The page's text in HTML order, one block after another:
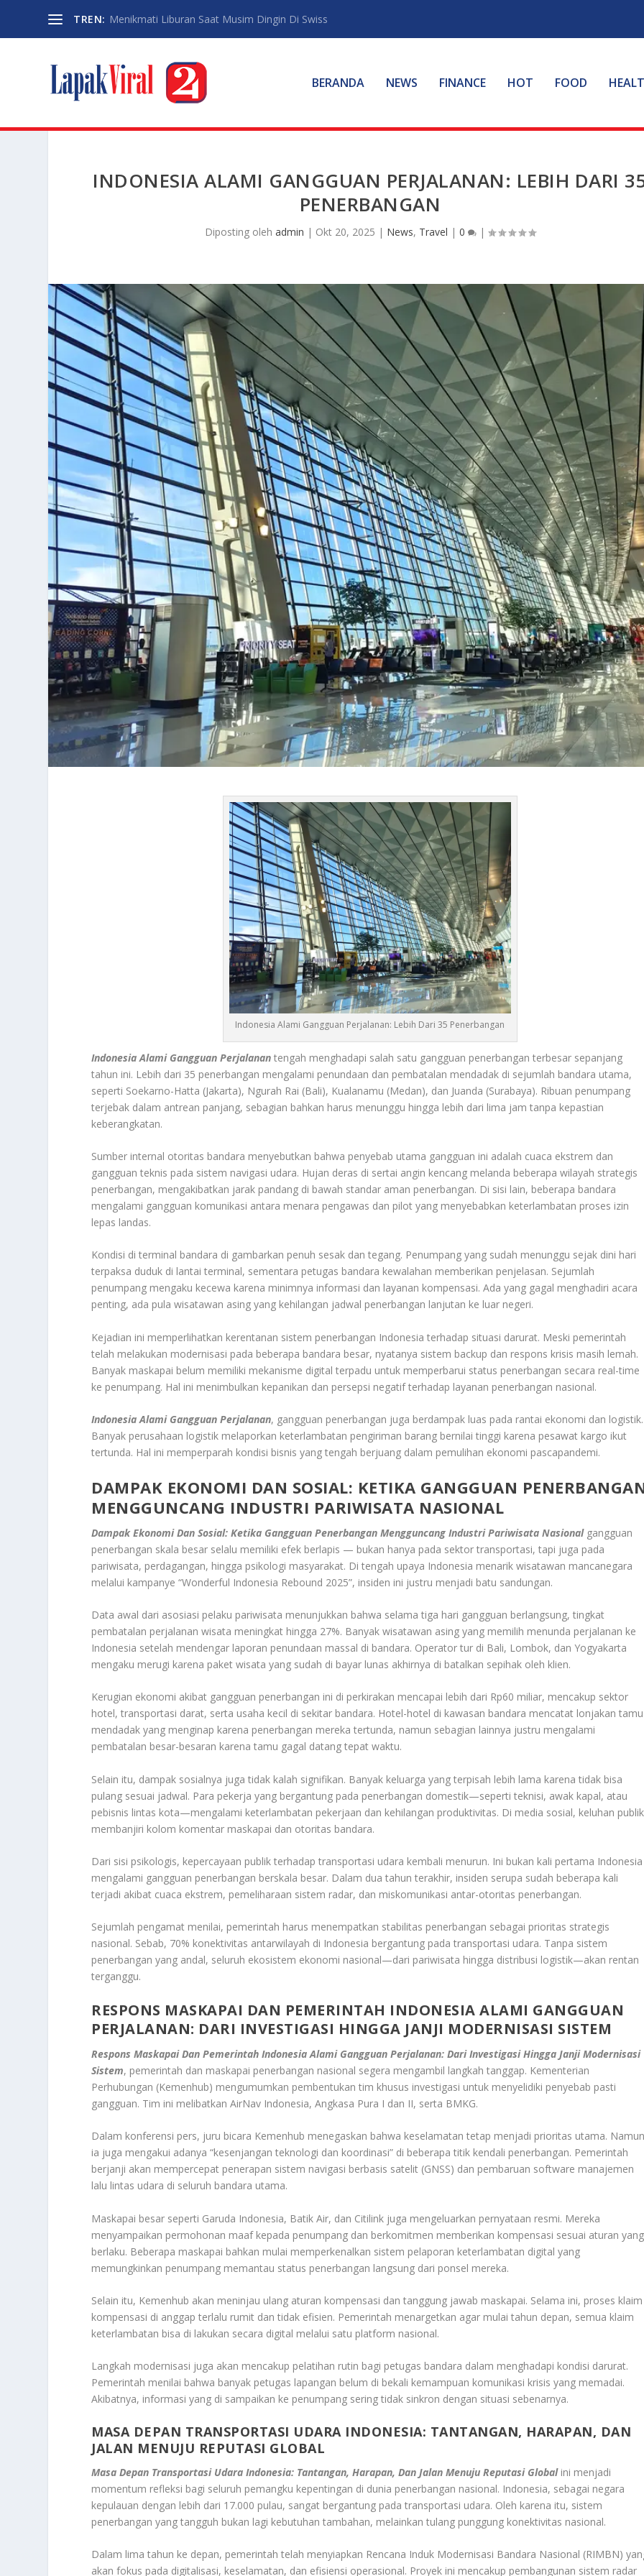
TREN: Menikmati Liburan Saat Musim Dingin Di Swiss
BERANDA NEWS FINANCE HOT FOOD
INDONESIA ALAMI GANGGUAN PERJALANAN: LEBIH DARI
PENERBANGAN
Diposting oleh admin | Okt 20, 2025 | News, Travel | 0 |
Indonesia Alami Gangguan Perjalanan: Lebih Dari 35 Penerbangan
Indonesia Alami Gangguan Perjalanan tengah menghadapi salah satu gangguan penerbangan terbesar sepanjang
tahun ini. Lebih dari 35 penerbangan mengalami penundaan dan pembatalan mendadak di sejumlah bandara utama,
seperti Soekarno-Hatta (Jakarta), Ngurah Rai (Bali), Kualanamu (Medan), dan Juanda (Surabaya). Ribuan penumpang
terjebak dalam antrean panjang, sebagian bahkan harus menunggu hingga lebih dari lima jam tanpa kepastian
keberangkatan.
Sumber internal otoritas bandara menyebutkan bahwa penyebab utama gangguan ini adalah cuaca ekstrem dan
gangguan teknis pada sistem navigasi udara. Hujan deras di sertai angin kencang melanda beberapa wilayah strategis
penerbangan, mengakibatkan jarak pandang di bawah standar aman penerbangan. Di sisi lain, beberapa bandara
mengalami gangguan komunikasi antara menara pengawas dan pilot yang menyebabkan keterlambatan proses izin
lepas landas.
Kondisi di terminal bandara di gambarkan penuh sesak dan tegang. Penumpang yang sudah menunggu sejak dini hari
terpaksa duduk di lantai terminal, sementara petugas bandara kewalahan memberikan penjelasan. Sejumlah
penumpang mengaku kecewa karena minimnya informasi dan layanan kompensasi. Ada yang gagal menghadiri acara
penting, ada pula wisatawan asing yang kehilangan jadwal penerbangan lanjutan ke luar negeri.
Kejadian ini memperlihatkan kerentanan sistem penerbangan Indonesia terhadap situasi darurat. Meski pemerintah
telah melakukan modernisasi pada beberapa bandara besar, nyatanya sistem backup dan respons krisis masih lemah.
Banyak maskapai belum memiliki mekanisme digital terpadu untuk memperbarui status penerbangan secara real-time
ke penumpang. Hal ini menimbulkan kepanikan dan persepsi negatif terhadap layanan penerbangan nasional.
Indonesia Alami Gangguan Perjalanan, gangguan penerbangan juga berdampak luas pada rantai ekonomi dan logistik.
Banyak perusahaan logistik melaporkan keterlambatan pengiriman barang bernilai tinggi karena pesawat kargo ikut
tertunda. Hal ini memperparah kondisi bisnis yang tengah berjuang dalam pemulihan ekonomi pascapandemi.
DAMPAK EKONOMI DAN SOSIAL: KETIKA GANGGUAN
MENGGUNCANG INDUSTRI PARIWISATA NASIONAL
Dampak Ekonomi Dan Sosial: Ketika Gangguan Penerbangan Mengguncang Industri Pariwisata Nasional gangguan
penerbangan skala besar selalu memiliki efek berlapis — bukan hanya pada sektor transportasi, tapi juga pada
pariwisata, perdagangan, hingga psikologi masyarakat. Di tengah upaya Indonesia menarik wisatawan mancanegara
melalui kampanye “Wonderful Indonesia Rebound 2025”, insiden ini justru menjadi batu sandungan.
Data awal dari asosiasi pelaku pariwisata menunjukkan bahwa selama tiga hari gangguan berlangsung, tingkat
pembatalan perjalanan wisata meningkat hingga 27%. Banyak wisatawan asing yang memilih menunda perjalanan ke
Indonesia setelah mendengar laporan penundaan massal di bandara. Operator tur di Bali, Lombok, dan Yogyakarta
mengaku merugi karena paket wisata yang sudah di bayar lunas akhirnya di batalkan sepihak oleh klien.
Kerugian ekonomi akibat gangguan penerbangan ini di perkirakan mencapai lebih dari Rp60 miliar, mencakup sektor
hotel, transportasi darat, serta usaha kecil di sekitar bandara. Hotel-hotel di kawasan bandara mencatat lonjakan tamu
mendadak yang menginap karena penerbangan mereka tertunda, namun sebagian lainnya justru mengalami
pembatalan besar-besaran karena tamu gagal datang tepat waktu.
Selain itu, dampak sosialnya juga tidak kalah signifikan. Banyak keluarga yang terpisah lebih lama karena tidak bisa
pulang sesuai jadwal. Para pekerja yang bergantung pada penerbangan domestik—seperti teknisi, awak kapal, atau
pebisnis lintas kota—mengalami keterlambatan pekerjaan dan kehilangan produktivitas. Di media sosial, keluhan publik
membanjiri kolom komentar maskapai dan otoritas bandara.
Dari sisi psikologis, kepercayaan publik terhadap transportasi udara kembali menurun. Ini bukan kali pertama Indonesia
mengalami gangguan penerbangan berskala besar. Dalam dua tahun terakhir, insiden serupa sudah beberapa kali
terjadi akibat cuaca ekstrem, pemeliharaan sistem radar, dan miskomunikasi antar-otoritas penerbangan.
Sejumlah pengamat menilai, pemerintah harus menempatkan stabilitas penerbangan sebagai prioritas strategis
nasional. Sebab, 70% konektivitas antarwilayah di Indonesia bergantung pada transportasi udara. Tanpa sistem
penerbangan yang andal, seluruh ekosistem ekonomi nasional—dari pariwisata hingga distribusi logistik—akan rentan
terganggu.
RESPONS MASKAPAI DAN PEMERINTAH INDONESIA ALAMI GANGGUAN
PERJALANAN: DARI INVESTIGASI HINGGA JANJI MODERNISASI SISTEM
Respons Maskapai Dan Pemerintah Indonesia Alami Gangguan Perjalanan: Dari Investigasi Hingga Janji Modernisasi
Sistem, pemerintah dan maskapai penerbangan nasional segera mengambil langkah tanggap. Kementerian
Perhubungan (Kemenhub) mengumumkan pembentukan tim khusus investigasi untuk menyelidiki penyebab pasti
gangguan. Tim ini melibatkan AirNav Indonesia, Angkasa Pura I dan II, serta BMKG.
Dalam konferensi pers, juru bicara Kemenhub menegaskan bahwa keselamatan tetap menjadi prioritas utama.
ia juga mengakui adanya “kesenjangan teknologi dan koordinasi” di beberapa titik kendali penerbangan. Pemerintah
berjanji akan mempercepat penerapan sistem navigasi berbasis satelit (GNSS) dan pembaruan software manajemen
lalu lintas udara di seluruh bandara utama.
Maskapai besar seperti Garuda Indonesia, Batik Air, dan Citilink juga mengeluarkan pernyataan resmi. Mereka
menyampaikan permohonan maaf kepada penumpang dan berkomitmen memberikan kompensasi sesuai aturan yang
berlaku. Beberapa maskapai bahkan mulai memperkenalkan sistem pelaporan keterlambatan digital yang
memungkinkan penumpang memantau status penerbangan langsung dari ponsel mereka.
Selain itu, Kemenhub akan meninjau ulang aturan kompensasi dan tanggung jawab maskapai. Selama ini, proses klaim
kompensasi di anggap terlalu rumit dan tidak efisien. Pemerintah menargetkan agar mulai tahun depan, semua klaim
keterlambatan bisa di lakukan secara digital melalui satu platform nasional.
Langkah modernisasi juga akan mencakup pelatihan rutin bagi petugas bandara dalam menghadapi kondisi darurat.
Pemerintah menilai bahwa banyak petugas lapangan belum di bekali kemampuan komunikasi krisis yang memadai.
Akibatnya, informasi yang di sampaikan ke penumpang sering tidak sinkron dengan situasi sebenarnya.
MASA DEPAN TRANSPORTASI UDARA INDONESIA: TANTANGAN, HARAPAN, DAN
JALAN MENUJU REPUTASI GLOBAL
Masa Depan Transportasi Udara Indonesia: Tantangan, Harapan, Dan Jalan Menuju Reputasi Global ini menjadi
momentum refleksi bagi seluruh pemangku kepentingan di dunia penerbangan nasional. Indonesia, sebagai negara
kepulauan dengan lebih dari 17.000 pulau, sangat bergantung pada transportasi udara. Oleh karena itu, sistem
penerbangan yang tangguh bukan lagi kebutuhan tambahan, melainkan tulang punggung konektivitas nasional.
Dalam lima tahun ke depan, pemerintah telah menyiapkan Rencana Induk Modernisasi Bandara Nasional (RIMBN)
akan fokus pada digitalisasi, keselamatan, dan efisiensi operasional. Proyek ini mencakup pembangunan sistem radar